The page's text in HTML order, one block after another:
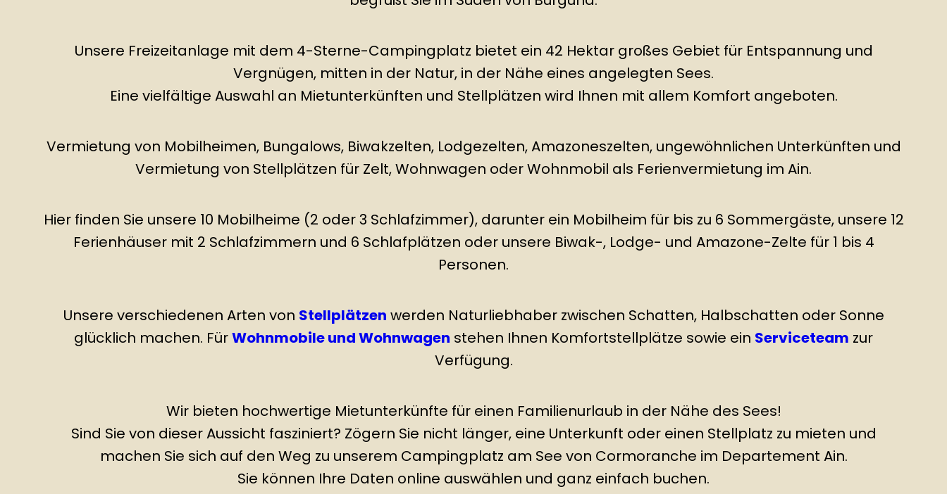
Unsere Freizeitanlage mit dem 4-Sterne-Campingplatz bietet ein 42 Hektar großes Gebiet für Entspannung und
Vergnügen, mitten in der Natur, in der Nähe eines angelegten Sees.
Eine vielfältige Auswahl an Mietunterkünften und Stellplätzen wird Ihnen mit allem Komfort angeboten.
Vermietung von Mobilheimen, Bungalows, Biwakzelten, Lodgezelten, Amazoneszelten, ungewöhnlichen Unterkünften und
Vermietung von Stellplätzen für Zelt, Wohnwagen oder Wohnmobil als Ferienvermietung im Ain.
Hier finden Sie unsere 10 Mobilheime (2 oder 3 Schlafzimmer), darunter ein Mobilheim für bis zu 6 Sommergäste, unsere 12
Ferienhäuser mit 2 Schlafzimmern und 6 Schlafplätzen oder unsere Biwak-, Lodge- und Amazone-Zelte für 1 bis 4
Personen.
Unsere verschiedenen Arten von Stellplätzen werden Naturliebhaber zwischen Schatten, Halbschatten oder Sonne
glücklich machen. Für Wohnmobile und Wohnwagen stehen Ihnen Komfortstellplätze sowie ein Serviceteam zur
Verfügung.
Wir bieten hochwertige Mietunterkünfte für einen Familienurlaub in der Nähe des Sees!
Sind Sie von dieser Aussicht fasziniert? Zögern Sie nicht länger, eine Unterkunft oder einen Stellplatz zu mieten und
machen Sie sich auf den Weg zu unserem Campingplatz am See von Cormoranche im Departement Ain.
Sie können Ihre Daten online auswählen und ganz einfach buchen.